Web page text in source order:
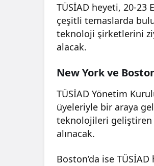
TÜSİAD heyeti, 20-23
çeşitli temaslarda
teknoloji şirketlerini
alacak.
New York ve
TÜSİAD Yönetim
üyeleriyle bir araya
teknolojileri geliştiren
alınacak.
Boston’da ise